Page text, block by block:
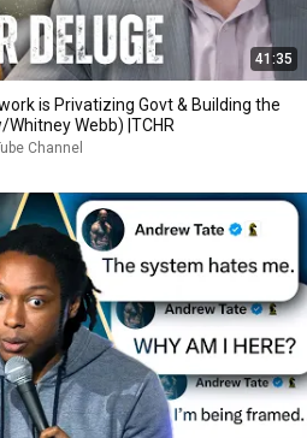
41:35
is Privatizing Govt & Building the
Webb) |TCHR
Channel